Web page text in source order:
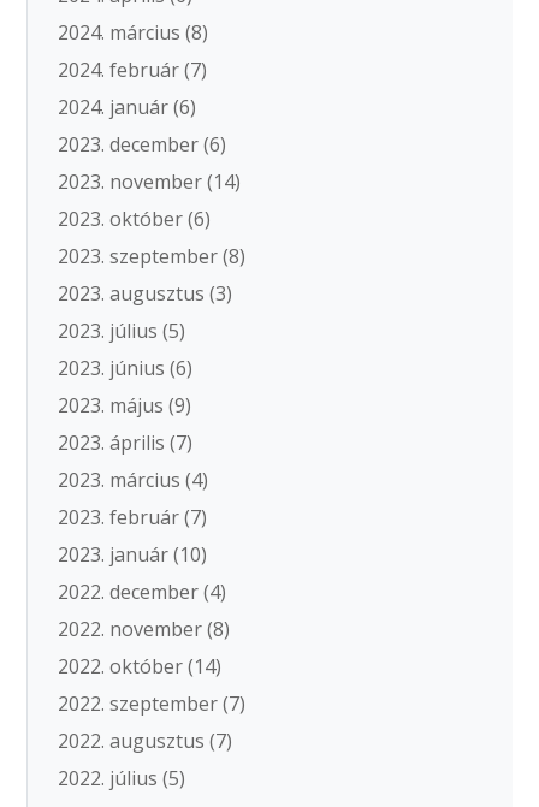
2024. március (8)
2024. február(7)
2024. január(6)
2023. december(6)
2023. november(14)
2023. október(6)
2023. szeptember(8)
2023. augusztus (3)
2023. július (5)
2023. június (6)
2023. május (9)
2023. április (7)
2023. március (4)
2023. február(7)
2023. január(10)
2022. december(4)
2022. november(8)
2022. október(14)
2022. szeptember(7)
2022. augusztus (7)
2022. július (5)